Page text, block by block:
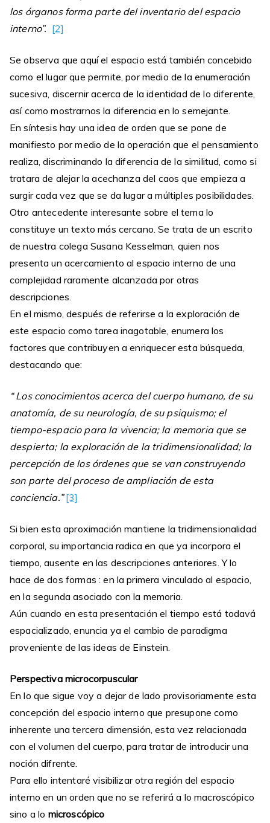
los órganos forma parte del inventario del espacio
interno”. [2]
Se observa que aquí el espacio está también concebido
como el lugar que permite, por medio de la enumeración
sucesiva, discernir acerca de la identidad de lo diferente,
así como mostrarnos la diferencia en lo semejante.
En síntesis hay una idea de orden que se pone de
manifiesto por medio de la operación que el pensamiento
realiza, discriminando la diferencia de la similitud, como si
tratara de alejar la acechanza del caos que empieza a
surgir cada vez que se da lugar a múltiples posibilidades.
Otro antecedente interesante sobre el tema lo
constituye un texto más cercano. Se trata de un escrito
de nuestra colega Susana Kesselman, quien nos
presenta un acercamiento al espacio interno de una
complejidad raramente alcanzada por otras
descripciones.
En el mismo, después de referirse a la exploración de
este espacio como tarea inagotable, enumera los
factores que contribuyen a enriquecer esta búsqueda,
destacando que:
“ Los conocimientos acerca del cuerpo humano, de su
anatomía, de su neurología, de su psiquismo; el
tiempo-espacio para la vivencia; la memoria que se
despierta; la exploración de la tridimensionalidad; la
percepción de los órdenes que se van construyendo
son parte del proceso de ampliación de esta
conciencia.” [3]
Si bien esta aproximación mantiene la tridimensionalidad
corporal, su importancia radica en que ya incorpora el
tiempo, ausente en las descripciones anteriores. Y lo
hace de dos formas : en la primera vinculado al espacio,
en la segunda asociado con la memoria.
Aún cuando en esta presentación el tiempo está todavá
espacializado, enuncia ya el cambio de paradigma
proveniente de las ideas de Einstein.
Perspectiva microcorpuscular
En lo que sigue voy a dejar de lado provisoriamente esta
concepción del espacio interno que presupone como
inherente una tercera dimensión, esta vez relacionada
con el volumen del cuerpo, para tratar de introducir una
noción difrente.
Para ello intentaré visibilizar otra región del espacio
interno en un orden que no se referirá a lo macroscópico
sino a lo microscópico